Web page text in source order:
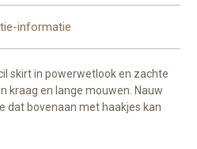
informatie
skirt in powerwetlook en zachte
kraag en lange mouwen. Nauw
dat bovenaan met haakjes kan